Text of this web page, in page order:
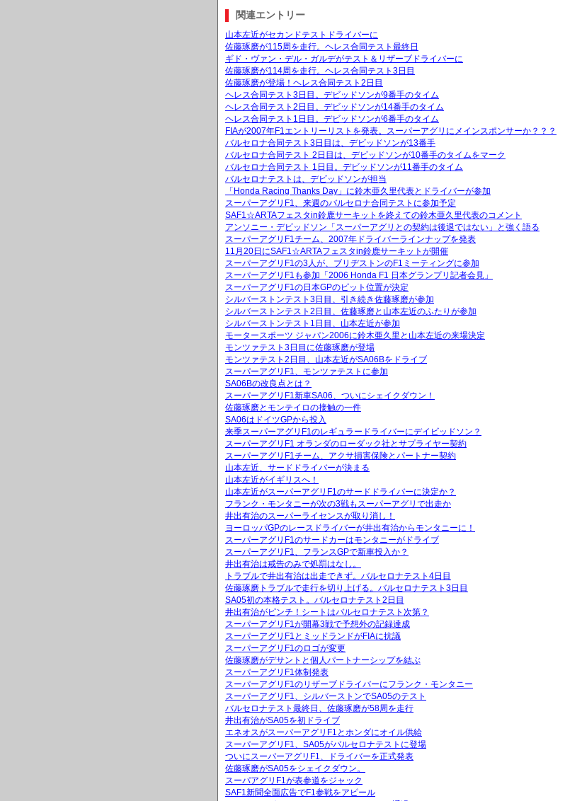
関連エントリー
山本左近がセカンドテストドライバーに
佐藤琢磨が115周を走行。ヘレス合同テスト最終日
ギド・ヴァン・デル・ガルデがテスト＆リザーブドライバーに
佐藤琢磨が114周を走行。ヘレス合同テスト3日目
佐藤琢磨が登場！ヘレス合同テスト2日目
ヘレス合同テスト3日目。デビッドソンが9番手のタイム
ヘレス合同テスト2日目。デビッドソンが14番手のタイム
ヘレス合同テスト1日目。デビッドソンが6番手のタイム
FIAが2007年F1エントリーリストを発表。スーパーアグリにメインスポンサーか？？？
バルセロナ合同テスト3日目は、デビッドソンが13番手
バルセロナ合同テスト 2日目は、デビッドソンが10番手のタイムをマーク
バルセロナ合同テスト 1日目。デビッドソンが11番手のタイム
バルセロナテストは、デビッドソンが担当
「Honda Racing Thanks Day」に鈴木亜久里代表とドライバーが参加
スーパーアグリF1、来週のバルセロナ合同テストに参加予定
SAF1☆ARTAフェスタin鈴鹿サーキットを終えての鈴木亜久里代表のコメント
アンソニー・デビッドソン「スーパーアグリとの契約は後退ではない」と強く語る
スーパーアグリF1チーム、2007年ドライバーラインナップを発表
11月20日にSAF1☆ARTAフェスタin鈴鹿サーキットが開催
スーパーアグリF1の3人が、ブリヂストンのF1ミーティングに参加
スーパーアグリF1も参加「2006 Honda F1 日本グランプリ記者会見」
スーパーアグリF1の日本GPのピット位置が決定
シルバーストンテスト3日目、引き続き佐藤琢磨が参加
シルバーストンテスト2日目、佐藤琢磨と山本左近のふたりが参加
シルバーストンテスト1日目、山本左近が参加
モータースポーツ ジャパン2006に鈴木亜久里と山本左近の来場決定
モンツァテスト3日目に佐藤琢磨が登場
モンツァテスト2日目、山本左近がSA06Bをドライブ
スーパーアグリF1、モンツァテストに参加
SA06Bの改良点とは？
スーパーアグリF1新車SA06、ついにシェイクダウン！
佐藤琢磨とモンテイロの接触の一件
SA06はドイツGPから投入
来季スーパーアグリF1のレギュラードライバーにデイビッドソン？
スーパーアグリF1 オランダのローダック社とサプライヤー契約
スーパーアグリF1チーム、アクサ損害保険とパートナー契約
山本左近、サードドライバーが決まる
山本左近がイギリスへ！
山本左近がスーパーアグリF1のサードドライバーに決定か？
フランク・モンタニーが次の3戦もスーパーアグリで出走か
井出有治のスーパーライセンスが取り消し！
ヨーロッパGPのレースドライバーが井出有治からモンタニーに！
スーパーアグリF1のサードカーはモンタニーがドライブ
スーパーアグリF1、フランスGPで新車投入か？
井出有治は戒告のみで処罰はなし。
トラブルで井出有治は出走できず。バルセロナテスト4日目
佐藤琢磨トラブルで走行を切り上げる。バルセロナテスト3日目
SA05初の本格テスト。バルセロナテスト2日目
井出有治がピンチ！シートはバルセロナテスト次第？
スーパーアグリF1が開幕3戦で予想外の記録達成
スーパーアグリF1とミッドランドがFIAに抗議
スーパーアグリF1のロゴが変更
佐藤琢磨がデサントと個人パートナーシップを結ぶ
スーパーアグリF1体制発表
スーパーアグリF1のリザーブドライバーにフランク・モンタニー
スーパーアグリF1、シルバーストンでSA05のテスト
バルセロナテスト最終日、佐藤琢磨が58周を走行
井出有治がSA05を初ドライブ
エネオスがスーパーアグリF1とホンダにオイル供給
スーパーアグリF1、SA05がバルセロナテストに登場
ついにスーパーアグリF1、ドライバーを正式発表
佐藤琢磨がSA05をシェイクダウン。
スーパアグリF1が表参道をジャック
SAF1新聞全面広告でF1参戦をアピール